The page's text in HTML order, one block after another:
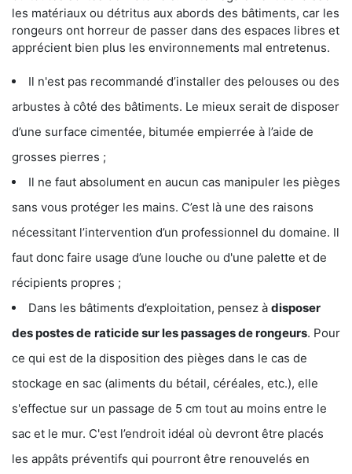
les matériaux ou détritus aux abords des bâtiments, car les
rongeurs ont horreur de passer dans des espaces libres et
apprécient bien plus les environnements mal entretenus.
Il n'est pas recommandé d’installer des pelouses ou des
arbustes à côté des bâtiments. Le mieux serait de disposer
d’une surface cimentée, bitumée empierrée à l’aide de
grosses pierres ;
Il ne faut absolument en aucun cas manipuler les pièges
sans vous protéger les mains. C’est là une des raisons
nécessitant l’intervention d’un professionnel du domaine. Il
faut donc faire usage d’une louche ou d'une palette et de
récipients propres ;
Dans les bâtiments d’exploitation, pensez à disposer
des postes de raticide sur les passages de rongeurs. Pour
ce qui est de la disposition des pièges dans le cas de
stockage en sac (aliments du bétail, céréales, etc.), elle
s'effectue sur un passage de 5 cm tout au moins entre le
sac et le mur. C'est l’endroit idéal où devront être placés
les appâts préventifs qui pourront être renouvelés en